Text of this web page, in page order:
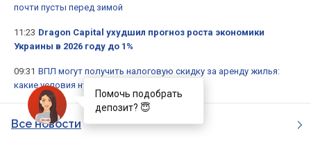
почти пусты перед зимой
11:23 Dragon Capital ухудшил прогноз роста экономики
Украины в 2026 году до 1%
09:31 ВПЛ могут получить налоговую скидку за аренду жилья:
какие условия нужно выполнить
Все новости
Помочь подобрать
депозит? 😇